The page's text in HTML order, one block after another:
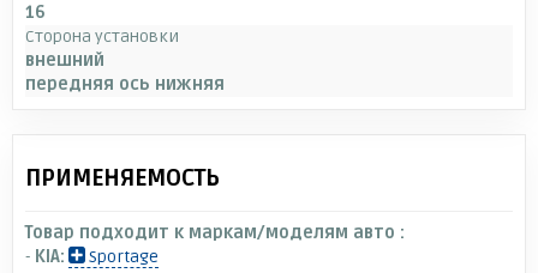
16
Сторона установки
внешний
передняя ось нижняя
ПРИМЕНЯЕМОСТЬ
Товар подходит к маркам/моделям авто :
- KIA:
Sportage